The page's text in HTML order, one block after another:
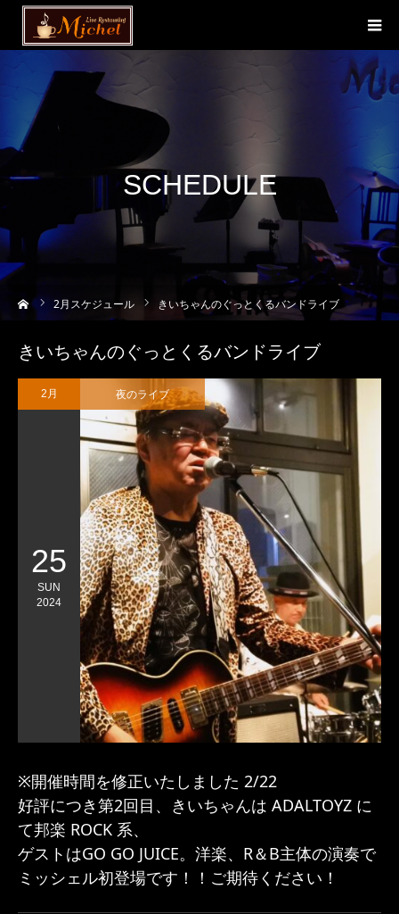
SCHEDULE
2月スケジュール きいちゃんのぐっとくるバンドライブ
きいちゃんのぐっとくるバンドライブ
2月
25
SUN
2024
夜のライブ
※開催時間を修正いたしました 2/22
好評につき第2回目、きいちゃんは ADALTOYZ に
て邦楽 ROCK 系、
ゲストはGO GO JUICE。洋楽、R＆B主体の演奏で
ミッシェル初登場です！！ご期待ください！